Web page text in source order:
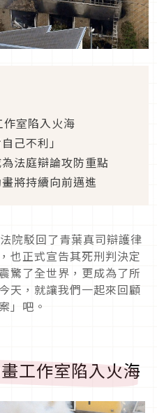
室陷入火海
己不利」
法庭辯論攻防重點
將持續向前邁進
院駁回了青葉真司辯護律
也正式宣告其死刑判決定
驚了全世界，更成為了所
天，就讓我們一起來回顧
」吧。
工作室陷入火海